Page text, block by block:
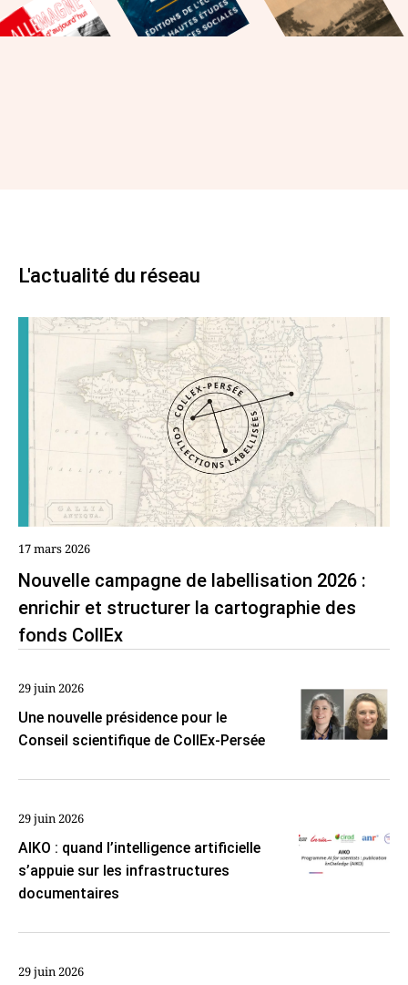
L'actualité du réseau
17 mars 2026
Nouvelle campagne de labellisation 2026 :
enrichir et structurer la cartographie des
fonds CollEx
29 juin 2026
Une nouvelle présidence pour le
Conseil scientifique de CollEx-Persée
29 juin 2026
AIKO : quand l’intelligence artificielle
s’appuie sur les infrastructures
documentaires
29 juin 2026